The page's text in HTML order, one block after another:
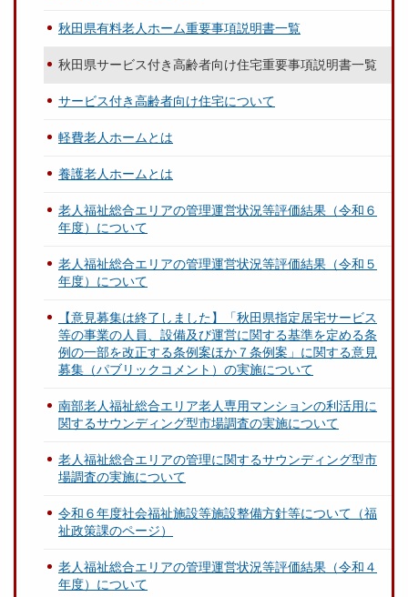
秋田県有料老人ホーム重要事項説明書一覧
秋田県サービス付き高齢者向け住宅重要事項説明書一覧
サービス付き高齢者向け住宅について
軽費老人ホームとは
養護老人ホームとは
老人福祉総合エリアの管理運営状況等評価結果（令和６
年度）について
老人福祉総合エリアの管理運営状況等評価結果（令和５
年度）について
【意見募集は終了しました】「秋田県指定居宅サービス
等の事業の人員、設備及び運営に関する基準を定める条
例の一部を改正する条例案ほか７条例案」に関する意見
募集（パブリックコメント）の実施について
南部老人福祉総合エリア老人専用マンションの利活用に
関するサウンディング型市場調査の実施について
老人福祉総合エリアの管理に関するサウンディング型市
場調査の実施について
令和６年度社会福祉施設等施設整備方針等について（福
祉政策課のページ）
老人福祉総合エリアの管理運営状況等評価結果（令和４
年度）について